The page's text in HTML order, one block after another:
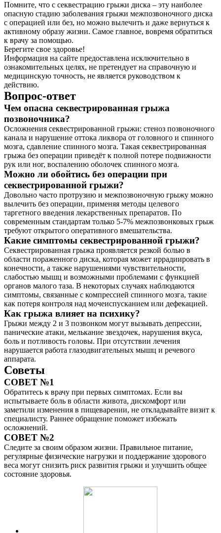
Помните, что с секвестрацию грыжи диска – эту наиболее
опасную стадию заболевания грыжи межпозвоночного диска
с операцией или без, но можно вылечить и даже вернуться к
активному образу жизни. Самое главное, вовремя обратиться
к врачу за помощью.
Берегите свое здоровье!
Информация на сайте предоставлена исключительно в
ознакомительных целях, не претендует на справочную и
медицинскую точность, не является руководством к
действию.
Вопрос-ответ
Чем опасна секвестрированная грыжа
позвоночника?
Осложнения секвестрированной грыжи: стеноз позвоночного
канала и нарушение оттока ликвора от головного и спинного
мозга, сдавление спинного мозга. Такая секвестрированная
грыжа без операции приведёт к полной потере подвижности
рук или ног, воспалению оболочек спинного мозга.
Можно ли обойтись без операции при
секвестрированной грыжи?
Довольно часто протрузию и межпозвоночную грыжу можно
вылечить без операции, применяя методы целевого
таргетного введения лекарственных препаратов. По
современным стандартам только 5-7% межпозвонковых грыж
требуют открытого оперативного вмешательства.
Какие симптомы секвестрированной грыжи?
Секвестрированная грыжа проявляется резкой болью в
области пораженного диска, которая может иррадиировать в
конечности, а также нарушениями чувствительности,
слабостью мышц и возможными проблемами с функцией
органов малого таза. В некоторых случаях наблюдаются
симптомы, связанные с компрессией спинного мозга, такие
как потеря контроля над мочеиспусканием или дефекацией.
Как грыжа влияет на психику?
Грыжи между 2 и 3 позвонком могут вызывать депрессии,
панические атаки, мелькание звездочек, нарушения вкуса,
боль и потливость головы. При отсутствии лечения
нарушается работа глазодвигательных мышц и речевого
аппарата.
Советы
СОВЕТ №1
Обратитесь к врачу при первых симптомах. Если вы
испытываете боль в области живота, дискомфорт или
заметили изменения в пищеварении, не откладывайте визит к
специалисту. Раннее обращение поможет избежать
осложнений.
СОВЕТ №2
Следите за своим образом жизни. Правильное питание,
регулярные физические нагрузки и поддержание здорового
веса могут снизить риск развития грыжи и улучшить общее
состояние здоровья.